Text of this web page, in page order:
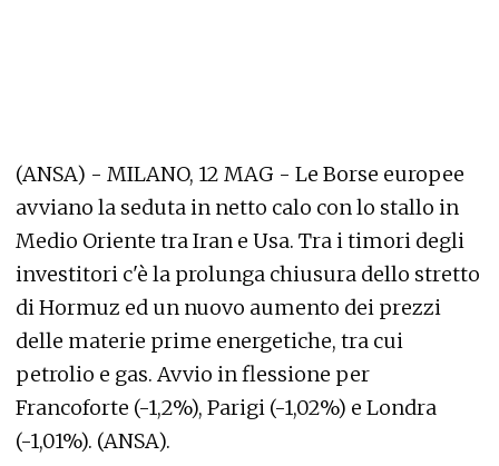
(ANSA) - MILANO, 12 MAG - Le Borse europee
avviano la seduta in netto calo con lo stallo in
Medio Oriente tra Iran e Usa. Tra i timori degli
investitori c'è la prolunga chiusura dello stretto
di Hormuz ed un nuovo aumento dei prezzi
delle materie prime energetiche, tra cui
petrolio e gas. Avvio in flessione per
Francoforte (-1,2%), Parigi (-1,02%) e Londra
(-1,01%). (ANSA).